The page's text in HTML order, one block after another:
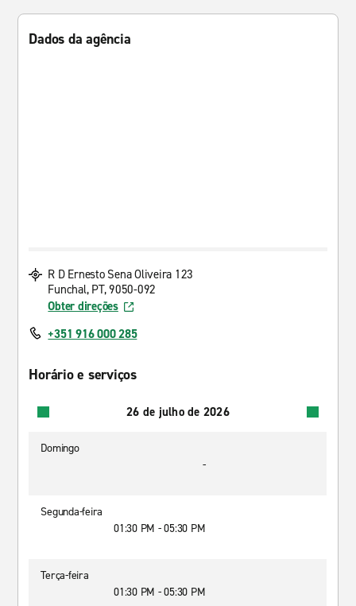
Dados da agência
R D Ernesto Sena Oliveira 123
Funchal, PT, 9050-092
Obter direções
+351 916 000 285
Horário e serviços
26 de julho de 2026
Domingo
-
Segunda-feira
01:30 PM - 05:30 PM
Terça-feira
01:30 PM - 05:30 PM